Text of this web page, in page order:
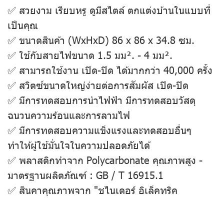
✅ สวยงาม เรียบหรู ดูมีสไตล์ ตกแต่งบ้านในแบบที่
เป็นคุณ
✅ ขนาดสินค้า (WxHxD) 86 x 86 x 34.8 ซม.
✅ ใช้กับสายไฟขนาด 1.5 มม². - 4 มม².
✅ สามารถใช้งาน เปิด-ปิด ได้มากกว่า 40,000 ครั้ง
✅ สวิตซ์ขนาดใหญ่ง่ายต่อการสัมผัส เปิด-ปิด
✅ มีการทดสอบการนำไฟฟ้า มีการทดสอบวัสดุ
ฉนวนความร้อนและการลามไฟ
✅ มีการทดสอบความแข็งแรงและทดสอบอื่นๆ
ทำให้ผู้ใช้มั่นใจในความปลอดภัยได้
✅ พลาสติกทำจาก Polycarbonate คุณภาพสูง -
มาตรฐานผลิตภัณฑ์ : GB / T 16915.1
✅ สินคาคุณภาพจาก "ชไนเดอร์ อิเล็คทริค